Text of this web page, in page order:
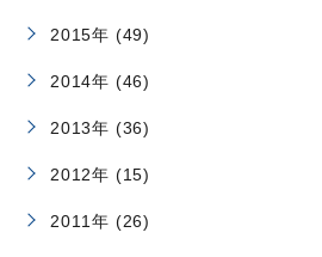
2015年 (49)
2014年 (46)
2013年 (36)
2012年 (15)
2011年 (26)